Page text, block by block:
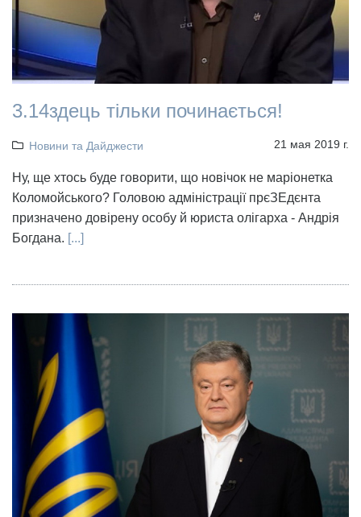
3.14здець тільки починається!
Новини та Дайджести 21 мая 2019 г.
Ну, ще хтось буде говорити, що новічок не маріонетка
Коломойського? Головою адміністрації прєЗЕдєнта
призначено довірену особу й юриста олігарха - Андрія
Богдана. [...]